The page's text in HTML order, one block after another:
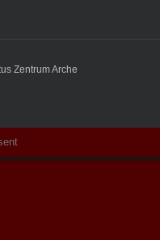
Zentrum Arche